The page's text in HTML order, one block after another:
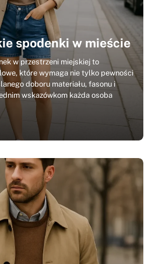
spodenki w mieście
w przestrzeni miejskiej to
które wymaga nie tylko pewności
doboru materiału, fasonu i
wskazówkom każda osoba